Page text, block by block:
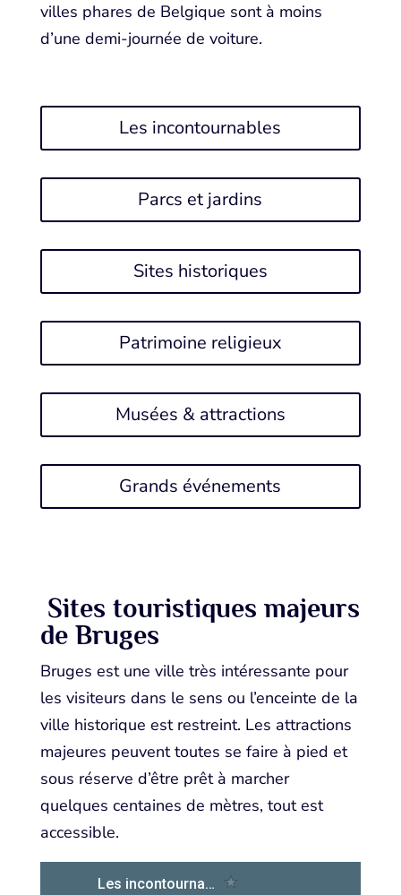
villes phares de Belgique sont à moins
d’une demi-journée de voiture.
Les incontournables
Parcs et jardins
Sites historiques
Patrimoine religieux
Musées & attractions
Grands événements
Sites touristiques majeurs
de Bruges
Bruges est une ville très intéressante pour
les visiteurs dans le sens ou l’enceinte de la
ville historique est restreint. Les attractions
majeures peuvent toutes se faire à pied et
sous réserve d’être prêt à marcher
quelques centaines de mètres, tout est
accessible.